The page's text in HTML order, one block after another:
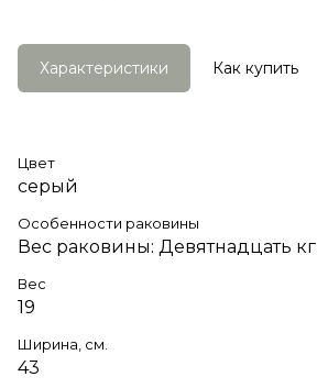
Характеристики Как купить
Цвет
серый
Особенности раковины
Вес раковины: Девятнадцать кг
Вес
19
Ширина, см.
43